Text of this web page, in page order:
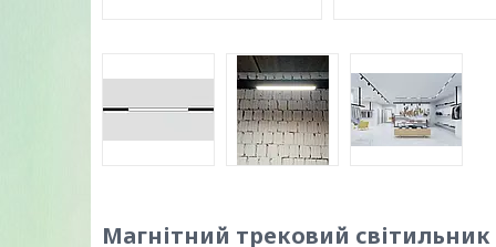
Магнітний трековий світильник